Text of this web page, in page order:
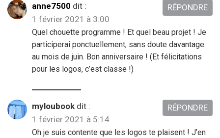
anne7500 dit :
1 février 2021 à 3:00
Quel chouette programme ! Et quel beau projet ! Je
participerai ponctuellement, sans doute davantage
au mois de juin. Bon anniversaire ! (Et félicitations
pour les logos, c’est classe !)
RÉPONDRE
myloubook dit :
1 février 2021 à 5:14
Oh je suis contente que les logos te plaisent ! J’en
RÉPONDRE